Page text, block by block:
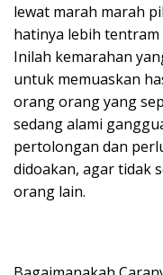
lewat marah marah
hatinya lebih tentram
Inilah kemarahan
untuk memuaskan
orang orang yang
sedang alami
pertolongan dan
didoakan, agar tidak
orang lain.